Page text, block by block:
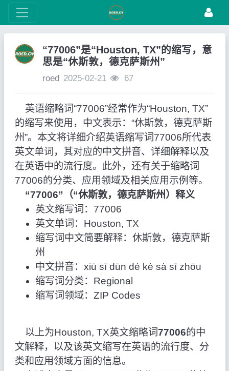
“77006”是“Houston, TX”的缩写，意
思是“休斯敦，德克萨斯州”
roed 2025-02-21 67
英语缩略词“77006”经常作为“Houston, TX”
的缩写来使用，中文表示：“休斯敦，德克萨斯
州”。本文将详细介绍英语缩写词77006所代表
英文单词，其对应的中文拼音、详细解释以及
在英语中的流行度。此外，还有关于缩略词
77006的分类、应用领域及相关应用示例等。
“77006”（“休斯敦，德克萨斯州）释义
英文缩写词：77006
英文单词：Houston, TX
缩写词中文简要解释：休斯敦，德克萨斯
州
中文拼音：xiū sī dūn dé kè sà sī zhōu
缩写词分类：Regional
缩写词领域：ZIP Codes
以上为Houston, TX英文缩略词77006的中
文解释，以及该英文缩写在英语的流行度、分
类和应用领域方面的信息。